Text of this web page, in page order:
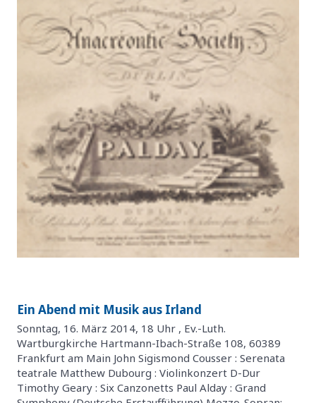
Ein Abend mit Musik aus Irland
Sonntag, 16. März 2014, 18 Uhr , Ev.-Luth.
Wartburgkirche Hartmann-Ibach-Straße 108, 60389
Frankfurt am Main John Sigismond Cousser : Serenata
teatrale Matthew Dubourg : Violinkonzert D-Dur
Timothy Geary : Six Canzonetts Paul Alday : Grand